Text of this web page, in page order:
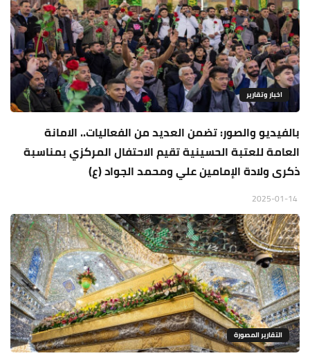
اخبار وتقارير
بالفيديو والصور: تضمن العديد من الفعاليات.. الامانة
العامة للعتبة الحسينية تقيم الاحتفال المركزي بمناسبة
ذكرى ولادة الإمامين علي ومحمد الجواد (ع)
التقارير المصورة